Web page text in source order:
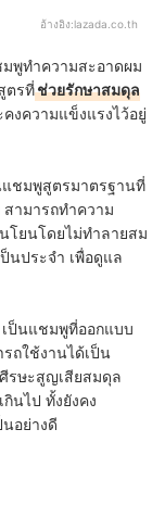
อ้างอิง:lazada.co.th
พูทำความสะอาดผม
ตรที่ช่วยรักษาสมดุล
งความแข็งแรงไว้อยู่
แชมพูสูตรมาตรฐานที่
สามารถทำความ
โยนโดยไม่ทำลายสม
นประจำ เพื่อดูแล
เป็นแชมพูที่ออกแบบ
ถใช้งานได้เป็น
รษะสูญเสียสมดุล
นไป ทั้งยังคง
อย่างดี